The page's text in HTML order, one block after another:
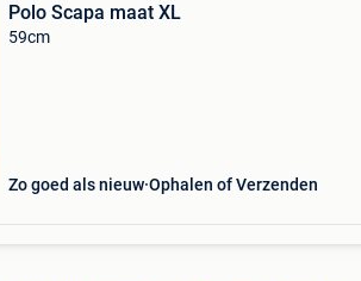
Polo Scapa maat XL
59cm
Zo goed als nieuw Ophalen of Verzenden